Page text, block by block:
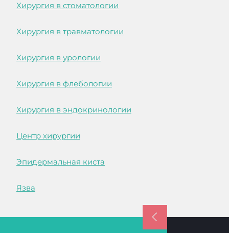
Хирургия в стоматологии
Хирургия в травматологии
Хирургия в урологии
Хирургия в флебологии
Хирургия в эндокринологии
Центр хирургии
Эпидермальная киста
Язва